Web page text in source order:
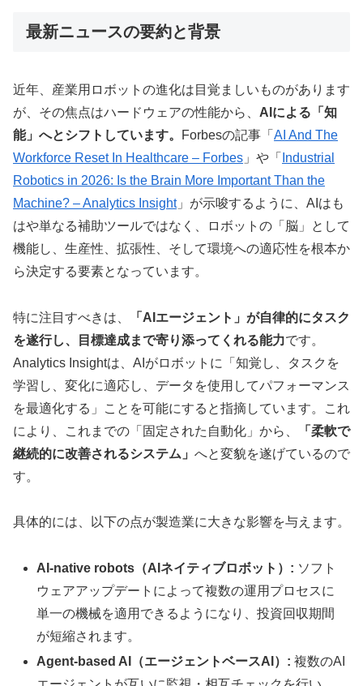
最新ニュースの要約と背景
近年、産業用ロボットの進化は目覚ましいものがあります
が、その焦点はハードウェアの性能から、 AIによる「知
能」へとシフトしています。
Forbesの記事「 AI And The
Workforce Reset In Healthcare – Forbes 」や「
Industrial
Robotics in 2026: Is the Brain More Important Than the
Machine? – Analytics Insight」が示唆するように、AIはも
はや単なる補助ツールではなく、ロボットの「脳」として
機能し、生産性、拡張性、そして環境への適応性を根本か
ら決定する要素となっています。
特に注目すべきは、
「AIエージェント」が自律的にタスク
を遂行し、目標達成まで寄り添ってくれる能力です。
Analytics Insightは、AIがロボットに「知覚し、タスクを
学習し、変化に適応し、データを使用してパフォーマンス
を最適化する」ことを可能にすると指摘しています。これ
により、これまでの「固定された自動化」から、
「柔軟で
継続的に改善されるシステム」 へと変貌を遂げているので
す。
具体的には、以下の点が製造業に大きな影響を与えます。
AI-native robots（AIネイティブロボット）: ソフト
ウェアアップデートによって複数の運用プロセスに
単一の機械を適用できるようになり、投資回収期間
が短縮されます。
Agent-based AI（エージェントベースAI）: 複数のAI